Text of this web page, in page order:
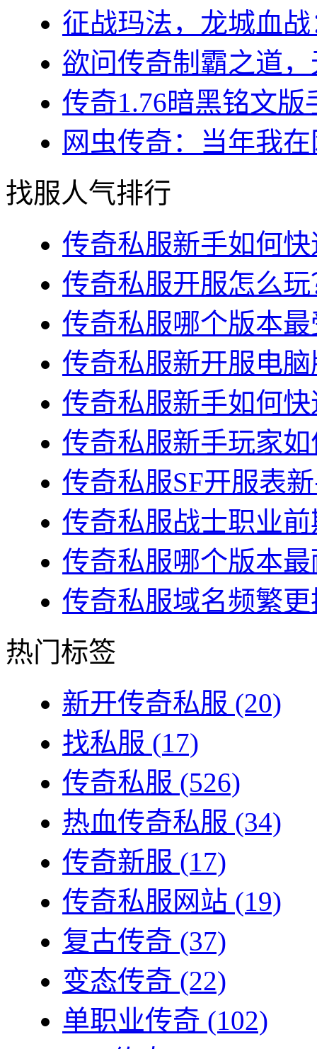
征战玛法，龙城血
欲问传奇制霸之道
传奇1.76暗黑铭文
网虫传奇：当年我
找服人气排行
传奇私服新手如何
传奇私服开服怎么
传奇私服哪个版本
传奇私服新开服电
传奇私服新手如何
传奇私服新手玩家
传奇私服SF开服表
传奇私服战士职业
传奇私服哪个版本
传奇私服域名频繁
热门标签
新开传奇私服 (20)
找私服 (17)
传奇私服 (526)
热血传奇私服 (34)
传奇新服 (17)
传奇私服网站 (19)
复古传奇 (37)
变态传奇 (22)
单职业传奇 (102)